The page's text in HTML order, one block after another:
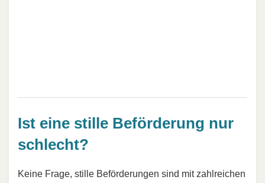
Ist eine stille Beförderung nur
schlecht?
Keine Frage, stille Beförderungen sind mit zahlreichen